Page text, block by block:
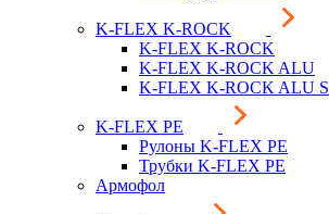
K-FLEX K-ROCK
K-FLEX K-ROCK
K-FLEX K-ROCK ALU
K-FLEX K-ROCK ALU S
K-FLEX PE
Рулоны K-FLEX PE
Трубки K-FLEX PE
Армофол